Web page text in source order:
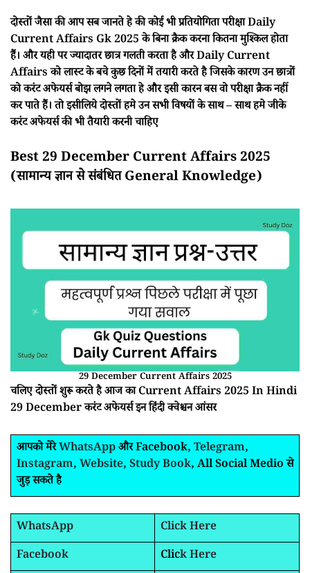
दोस्तों जैसा की आप सब जानते हे की कोई भी प्रतियोगिता परीक्षा Daily
Current Affairs Gk 2025 के बिना क्रैक करना कितना मुश्किल होता
हैं। और यही पर ज्यादातर छात्र गलती करता है और Daily Current
Affairs को लास्ट के बचे कुछ दिनों में तयारी करते है जिसके कारण उन छात्रों
को करंट अफेयर्स बोझ लगने लगता हे और इसी कारन बस वो परीक्षा क्रैक नहीं
कर पाते हैं। तो इसीलिये दोस्तों हमे उन सभी विषयों के साथ – साथ हमे जीके
करंट अफेयर्स की भी तैयारी करनी चाहिए
Best 29 December Current Affairs 2025
(सामान्य ज्ञान से संबंधित General Knowledge)
29 December Current Affairs 2025
चलिए दोस्तों शुरू करते है आज का Current Affairs 2025 In Hindi
29 December करंट अफेयर्स इन हिंदी क्वेश्चन आंसर
आपको मेरेWhatsAppऔर Facebook, Telegram,
Instagram, Website, Study Book, All Social Medio से
जुड़ सकते है
WhatsApp
Click Here
Facebook
Click Here